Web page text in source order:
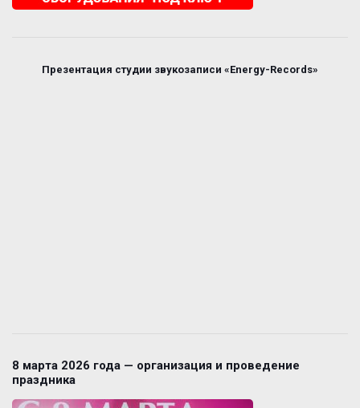
Презентация студии звукозаписи «Energy-Records»
8 марта 2026 года — организация и проведение
праздника